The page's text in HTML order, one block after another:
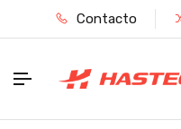
Contacto